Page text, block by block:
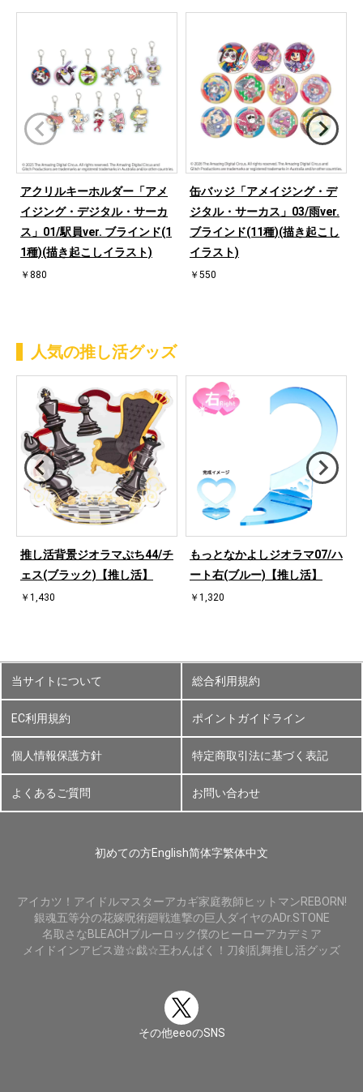
アクリルキーホルダー「アメ
イジング・デジタル・サーカ
ス」01/駅員ver. ブラインド(1
1種)(描き起こしイラスト)
￥880
缶バッジ「アメイジング・デ
ジタル・サーカス」03/雨ver.
ブラインド(11種)(描き起こし
イラスト)
￥550
人気の推し活グッズ
推し活背景ジオラマぷち44/チ
ェス(ブラック)【推し活】
￥1,430
もっとなかよしジオラマ07/ハ
ート右(ブルー)【推し活】
￥1,320
当サイトについて 総合利用規約
EC利用規約 ポイントガイドライン
個人情報保護方針 特定商取引法に基づく表記
よくあるご質問 お問い合わせ
初めての方English简体字繁体中文
アイカツ！ アイドルマスターアカギ家庭教師ヒットマンREBORN!
銀魂五等分の花嫁呪術廻戦進撃の巨人 ダイヤのADr.STONE
名取さなBLEACHブルーロック僕のヒーローアカデミア
メイドインアビス遊☆戯☆王わんぱく！刀剣乱舞推し活グッズ
その他eeoのSNS